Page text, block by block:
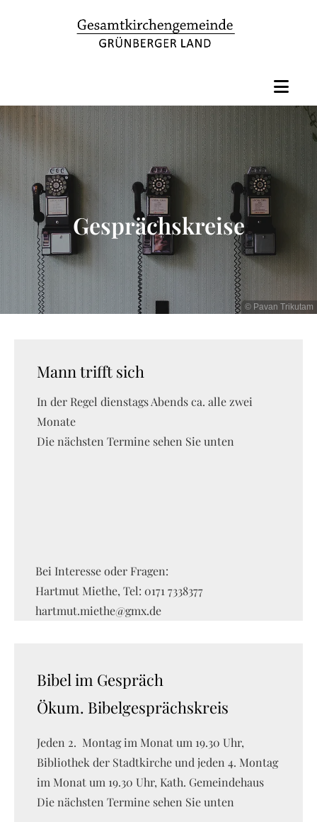
Gesprächskreise
© Pavan Trikutam
Mann trifft sich
In der Regel dienstags Abends ca. alle zwei
Monate
Die nächsten Termine sehen Sie unten
Bei Interesse oder Fragen:
Hartmut Miethe, Tel: 0171 7338377
hartmut.miethe@gmx.de
Bibel im Gespräch
Ökum. Bibelgesprächskreis
Jeden 2. Montag im Monat um 19.30 Uhr,
Bibliothek der Stadtkirche und jeden 4. Montag
im Monat um 19.30 Uhr, Kath. Gemeindehaus
Die nächsten Termine sehen Sie unten